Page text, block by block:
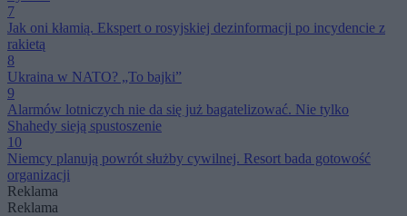
7
Jak oni kłamią. Ekspert o rosyjskiej dezinformacji po incydencie z
rakietą
8
Ukraina w NATO? „To bajki”
9
Alarmów lotniczych nie da się już bagatelizować. Nie tylko
Shahedy sieją spustoszenie
10
Niemcy planują powrót służby cywilnej. Resort bada gotowość
organizacji
Reklama
Reklama